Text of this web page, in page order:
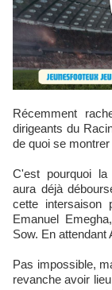
Récemment racheté par les propriétaires de Chelsea, les
dirigeants du
de quoi se
C'est pourquoi la
aura déjà
cette intersaison
Emanuel
Sow. En attendant
Pas impossible,
revanche avoir